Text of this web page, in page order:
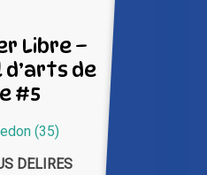
Libre –
de
#5
(35)
DELIRES